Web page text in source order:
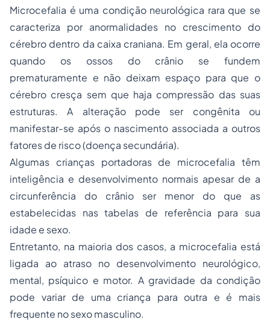
Microcefalia é uma condição neurológica rara que se
caracteriza por anormalidades no crescimento do
cérebro dentro da caixa craniana. Em geral, ela ocorre
quando os ossos do crânio se fundem
prematuramente e não deixam espaço para que o
cérebro cresça sem que haja compressão das suas
estruturas. A alteração pode ser congênita ou
manifestar-se após o nascimento associada a outros
fatores de risco (doença secundária).
Algumas crianças portadoras de microcefalia têm
inteligência e desenvolvimento normais apesar de a
circunferência do crânio ser menor do que as
estabelecidas nas tabelas de referência para sua
idade e sexo.
Entretanto, na maioria dos casos, a microcefalia está
ligada ao atraso no desenvolvimento neurológico,
mental, psíquico e motor. A gravidade da condição
pode variar de uma criança para outra e é mais
frequente no sexo masculino.